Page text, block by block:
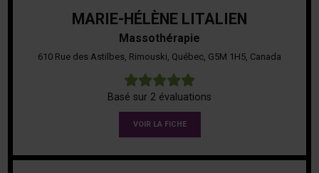
MARIE-HÉLÈNE LITALIEN
Massothérapie
610 Rue des Astilbes, Rimouski, Québec, G5M 1H5, Canada
Basé sur 2 évaluations
VOIR LA FICHE